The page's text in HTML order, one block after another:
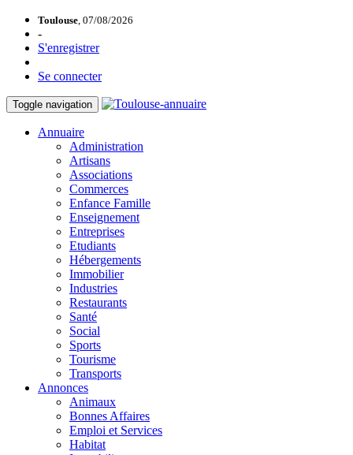
Toulouse, 07/08/2026
-
S'enregistrer
Se connecter
Toggle navigation
Annuaire
Administration
Artisans
Associations
Commerces
Enfance Famille
Enseignement
Entreprises
Etudiants
Hébergements
Immobilier
Industries
Restaurants
Santé
Social
Sports
Tourisme
Transports
Annonces
Animaux
Bonnes Affaires
Emploi et Services
Habitat